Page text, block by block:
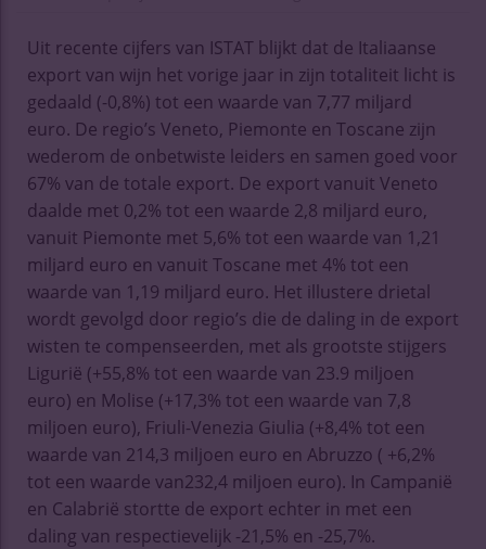
Uit recente cijfers van ISTAT blijkt dat de Italiaanse
export van wijn het vorige jaar in zijn totaliteit licht is
gedaald (-0,8%) tot een waarde van 7,77 miljard
euro. De regio’s Veneto, Piemonte en Toscane zijn
wederom de onbetwiste leiders en samen goed voor
67% van de totale export. De export vanuit Veneto
daalde met 0,2% tot een waarde 2,8 miljard euro,
vanuit Piemonte met 5,6% tot een waarde van 1,21
miljard euro en vanuit Toscane met 4% tot een
waarde van 1,19 miljard euro. Het illustere drietal
wordt gevolgd door regio’s die de daling in de export
wisten te compenseerden, met als grootste stijgers
Ligurië (+55,8% tot een waarde van 23.9 miljoen
euro) en Molise (+17,3% tot een waarde van 7,8
miljoen euro), Friuli-Venezia Giulia (+8,4% tot een
waarde van 214,3 miljoen euro en Abruzzo ( +6,2%
tot een waarde van232,4 miljoen euro). In Campanië
en Calabrië stortte de export echter in met een
daling van respectievelijk -21,5% en -25,7%.